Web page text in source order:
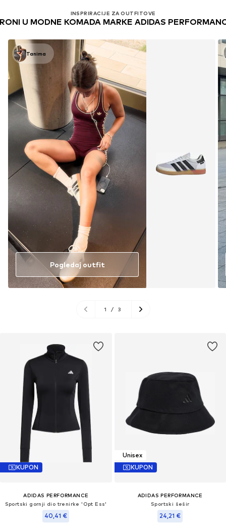
KUPON
ADIDAS PERFORMANCE
Sportski gornji dio trenirke 'Opt Ess'
40,41 €
Unisex
KUPON
ADIDAS PERFORMANCE
Sportski šešir
24,21 €
INSPRIRACIJE ZA OUTFITOVE
U MODNE KOMADA MARKE ADIDAS
Tanima
Pogledaj outfit
1 / 3